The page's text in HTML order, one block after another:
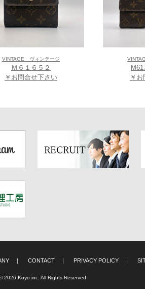
氏(右側)とORIS JAPAN CEO Roberto
VINTAGE ヴィンテージ
Ｍ６１６５２
￥お問合せ下さい
￥
｜ CONTACT ｜ PRIVACY POLICY ｜
2026 Koyo inc. All Rights Reserved.